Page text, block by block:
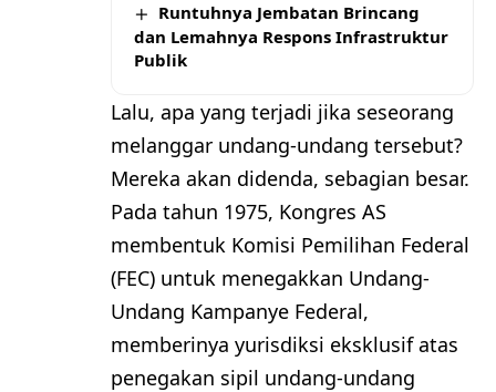
Runtuhnya Jembatan Brincang
dan Lemahnya Respons Infrastruktur
Publik
Lalu, apa yang terjadi jika seseorang
melanggar undang-undang tersebut?
Mereka akan didenda, sebagian besar.
Pada tahun 1975, Kongres AS
membentuk Komisi Pemilihan Federal
(FEC) untuk menegakkan Undang-
Undang Kampanye Federal,
memberinya yurisdiksi eksklusif atas
penegakan sipil undang-undang